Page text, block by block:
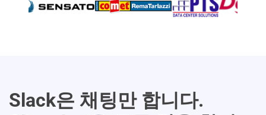
Slack은 채팅만 합니다.